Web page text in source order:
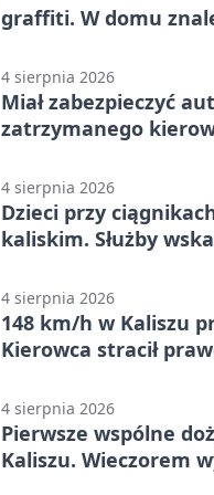
graffiti. W domu
4 sierpnia 2026
Miał zabezpieczyć
zatrzymanego
4 sierpnia 2026
Dzieci przy
kaliskim. Służby
4 sierpnia 2026
148 km/h w Kaliszu
Kierowca stracił
4 sierpnia 2026
Pierwsze wspólne
Kaliszu. Wieczorem